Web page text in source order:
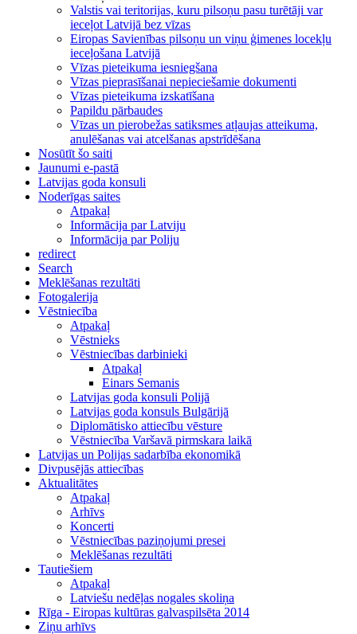
Valstis vai teritorijas, kuru pilsoņu pasu turētāji var
ieceļot Latvijā bez vīzas
Eiropas Savienības pilsoņu un viņu ģimenes locekļu
ieceļošana Latvijā
Vīzas pieteikuma iesniegšana
Vīzas pieprasīšanai nepieciešamie dokumenti
Vīzas pieteikuma izskatīšana
Papildu pārbaudes
Vīzas un pierobežas satiksmes atļaujas atteikuma,
anulēšanas vai atcelšanas apstrīdēšana
Nosūtīt šo saiti
Jaunumi e-pastā
Latvijas goda konsuli
Noderīgas saites
Atpakaļ
Informācija par Latviju
Informācija par Poliju
redirect
Search
Meklēšanas rezultāti
Fotogalerija
Vēstniecība
Atpakaļ
Vēstnieks
Vēstniecības darbinieki
Atpakaļ
Einars Semanis
Latvijas goda konsuli Polijā
Latvijas goda konsuls Bulgārijā
Diplomātisko attiecību vēsture
Vēstniecība Varšavā pirmskara laikā
Latvijas un Polijas sadarbība ekonomikā
Divpusējās attiecības
Aktualitātes
Atpakaļ
Arhīvs
Koncerti
Vēstniecības paziņojumi presei
Meklēšanas rezultāti
Tautiešiem
Atpakaļ
Latviešu nedēļas nogales skoliņa
Rīga - Eiropas kultūras galvaspilsēta 2014
Ziņu arhīvs